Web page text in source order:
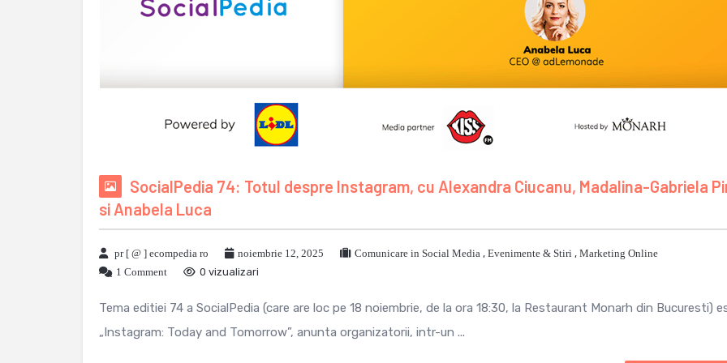
SocialPedia 74: Totul despre Instagram, cu Alexandra Ciucanu, Madalina-Gabriela
si Anabela Luca
pr [ @ ] ecompedia ro noiembrie 12, 2025 Comunicare in Social Media , Evenimente & Stiri , Marketing Online
1 Comment
0 vizualizari
Tema editiei 74 a SocialPedia (care are loc pe 18 noiembrie, de la ora 18:30, la Restaurant Monarh din Bucuresti)
„Instagram: Today and Tomorrow”, anunta organizatorii, intr-un ...